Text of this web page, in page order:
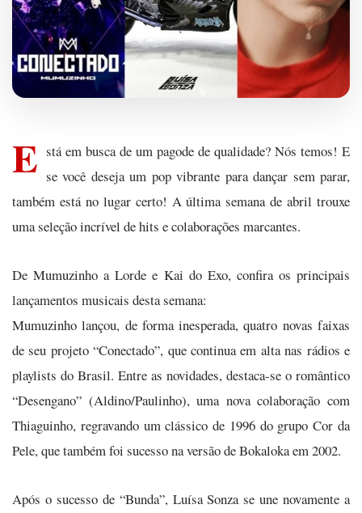
E stá em busca de um pagode de qualidade? Nós temos! E
se você deseja um pop vibrante para dançar sem parar,
também está no lugar certo! A última semana de abril trouxe
uma seleção incrível de hits e colaborações marcantes.
De Mumuzinho a Lorde e Kai do Exo, confira os principais
lançamentos musicais desta semana:
Mumuzinho lançou, de forma inesperada, quatro novas faixas
de seu projeto “Conectado”, que continua em alta nas rádios e
playlists do Brasil. Entre as novidades, destaca-se o romântico
“Desengano” (Aldino/Paulinho), uma nova colaboração com
Thiaguinho, regravando um clássico de 1996 do grupo Cor da
Pele, que também foi sucesso na versão de Bokaloka em 2002.
Após o sucesso de “Bunda”, Luísa Sonza se une novamente a